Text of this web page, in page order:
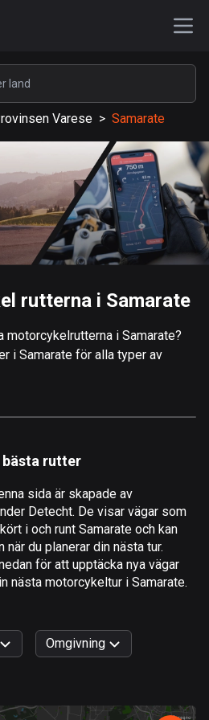
Varese > Samarate
rutterna i Samarate
motorcykelrutterna i Samarate?
i Samarate för alla typer av
bästa rutter
sida är skapade av
Detecht. De visar vägar som
i och runt Samarate och kan
du planerar din nästa tur.
för att upptäcka nya vägar
nästa motorcykeltur i Samarate.
Omgivning